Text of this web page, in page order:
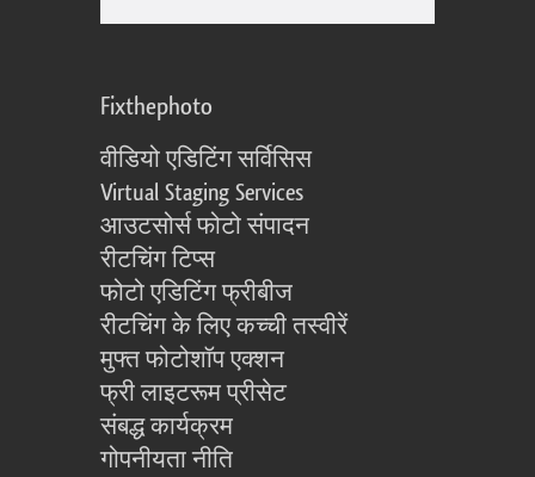
Fixthephoto
वीडियो एडिटिंग सर्विसिस
Virtual Staging Services
आउटसोर्स फोटो संपादन
रीटचिंग टिप्स
फोटो एडिटिंग फ्रीबीज
रीटचिंग के लिए कच्ची तस्वीरें
मुफ्त फोटोशॉप एक्शन
फ्री लाइटरूम प्रीसेट
संबद्ध कार्यक्रम
गोपनीयता नीति